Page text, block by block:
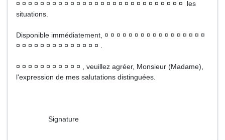
¤ ¤ ¤ ¤ ¤ ¤ ¤ ¤ ¤ ¤ ¤ ¤ ¤ ¤ ¤ ¤ ¤ ¤ ¤ ¤ ¤ ¤ ¤ ¤ ¤ ¤ ¤ ¤ les
situations.
Disponible immédiatement, ¤ ¤ ¤ ¤ ¤ ¤ ¤ ¤ ¤ ¤ ¤ ¤ ¤ ¤ ¤ ¤ ¤
¤ ¤ ¤ ¤ ¤ ¤ ¤ ¤ ¤ ¤ ¤ ¤ ¤ ¤ .
¤ ¤ ¤ ¤ ¤ ¤ ¤ ¤ ¤ ¤ ¤ , veuillez agréer, Monsieur (Madame),
l'expression de mes salutations distinguées.
Signature